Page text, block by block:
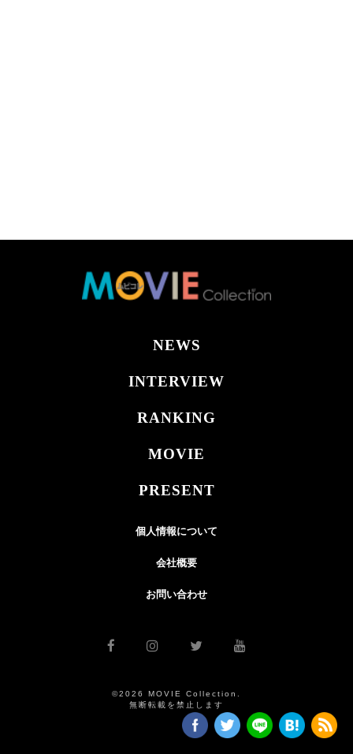
NEWS
INTERVIEW
RANKING
MOVIE
PRESENT
個人情報について
会社概要
お問い合わせ
©2026 MOVIE Collection.
無断転載を禁止します